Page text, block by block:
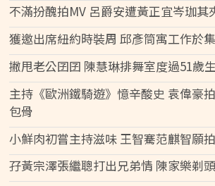
不滿扮醜拍MV 呂爵安遭黃正宜岑珈其
獲邀出席紐約時裝周 邱彥筒寓工作於
撇甩老公囝囝 陳慧琳排舞室度過51歲
主持《歐洲鐵騎遊》憶辛酸史 袁偉豪
包骨
小鮮肉初嘗主持滋味 王智騫范麒智願
孖黃宗澤張繼聰打出兄弟情 陳家樂剃